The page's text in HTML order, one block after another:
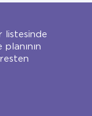
listesinde